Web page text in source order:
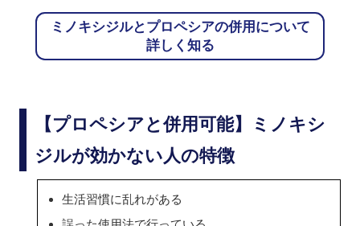
ミノキシジルとプロペシアの併用について
詳しく知る
【プロペシアと併用可能】ミノキシ
ジルが効かない人の特徴
生活習慣に乱れがある